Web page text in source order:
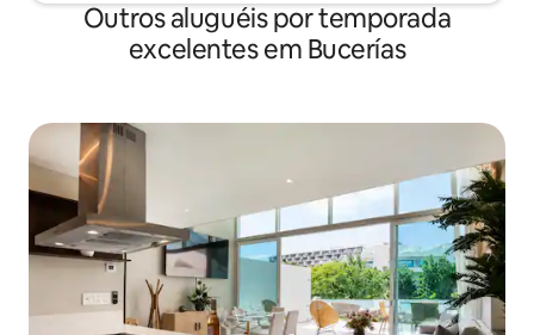
Outros aluguéis por temporada
excelentes em Bucerías